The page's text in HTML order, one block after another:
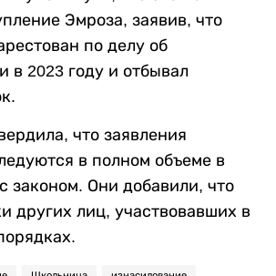
Эмроза, заявив, что
по делу об
в 2023 году и отбывал
что заявления
в полном объеме в
законом. Они добавили, что
других лиц, участвовавших в